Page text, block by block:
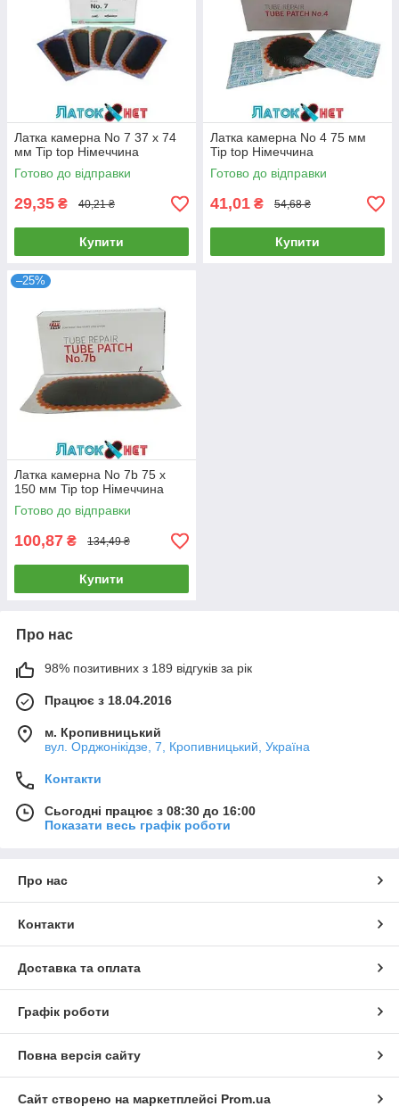
Латка камерна No 7 37 х 74
мм Tip top Німеччина
Готово до відправки
29,35 ₴ 40,21 ₴
Купити
Латка камерна No 4 75 мм
Tip top Німеччина
Готово до відправки
41,01 ₴ 54,68 ₴
Купити
–25%
Латка камерна No 7b 75 х
150 мм Tip top Німеччина
Готово до відправки
100,87 ₴ 134,49 ₴
Купити
Про нас
98% позитивних з 189 відгуків за рік
Працює з 18.04.2016
м. Кропивницький
вул. Орджонікідзе, 7, Кропивницький, Україна
Контакти
Сьогодні працює з 08:30 до 16:00
Показати весь графік роботи
Про нас
Контакти
Доставка та оплата
Графік роботи
Повна версія сайту
Сайт створено на маркетплейсі Prom.ua